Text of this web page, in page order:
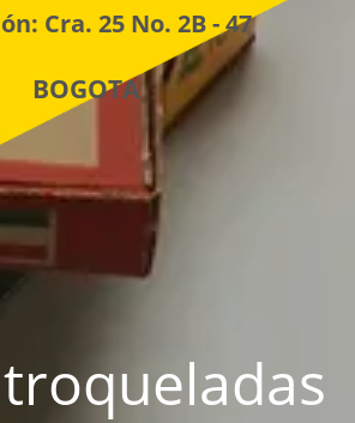
Cra. 25 No. 2B - 47
BOGOTA